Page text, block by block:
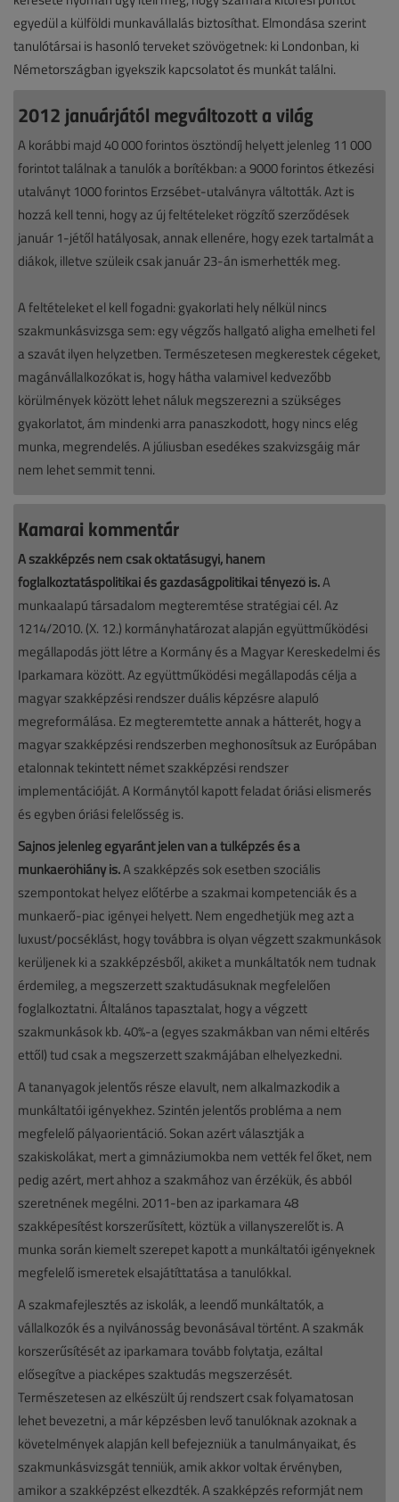
egyedül a külföldi munkavállalás biztosíthat. Elmondása szerint
tanulótársai is hasonló terveket szövögetnek: ki Londonban, ki
Németországban igyekszik kapcsolatot és munkát találni.
2012 januárjától megváltozott a világ
A korábbi majd 40 000 forintos ösztöndíj helyett jelenleg 11 000
forintot találnak a tanulók a borítékban: a 9000 forintos étkezési
utalványt 1000 forintos Erzsébet-utalványra váltották. Azt is
hozzá kell tenni, hogy az új feltételeket rögzítő szerződések
január 1-jétől hatályosak, annak ellenére, hogy ezek tartalmát a
diákok, illetve szüleik csak január 23-án ismerhették meg.
A feltételeket el kell fogadni: gyakorlati hely nélkül nincs
szakmunkásvizsga sem: egy végzős hallgató aligha emelheti fel
a szavát ilyen helyzetben. Természetesen megkerestek cégeket,
magánvállalkozókat is, hogy hátha valamivel kedvezőbb
körülmények között lehet náluk megszerezni a szükséges
gyakorlatot, ám mindenki arra panaszkodott, hogy nincs elég
munka, megrendelés. A júliusban esedékes szakvizsgáig már
nem lehet semmit tenni.
Kamarai kommentár
A szakképzés nem csak oktatásügyi, hanem
foglalkoztatáspolitikai és gazdaságpolitikai tényező is.A
munkaalapú társadalom megteremtése stratégiai cél. Az
1214/2010. (X. 12.) kormányhatározat alapján együttműködési
megállapodás jött létre a Kormány és a Magyar Kereskedelmi és
Iparkamara között. Az együttműködési megállapodás célja a
magyar szakképzési rendszer duális képzésre alapuló
megreformálása. Ez megteremtette annak a hátterét, hogy a
magyar szakképzési rendszerben meghonosítsuk az Európában
etalonnak tekintett német szakképzési rendszer
implementációját. A Kormánytól kapott feladat óriási elismerés
és egyben óriási felelősség is.
Sajnos jelenleg egyaránt jelen van a túlképzés és a
munkaerőhiány is.A szakképzés sok esetben szociális
szempontokat helyez előtérbe a szakmai kompetenciák és a
munkaerő-piac igényei helyett. Nem engedhetjük meg azt a
luxust/pocséklást, hogy továbbra is olyan végzett szakmunkások
kerüljenek ki a szakképzésből, akiket a munkáltatók nem tudnak
érdemileg, a megszerzett szaktudásuknak megfelelően
foglalkoztatni. Általános tapasztalat, hogy a végzett
szakmunkások kb. 40%-a (egyes szakmákban van némi eltérés
ettől) tud csak a megszerzett szakmájában elhelyezkedni.
A tananyagok jelentős része elavult, nem alkalmazkodik a
munkáltatói igényekhez. Szintén jelentős probléma a nem
megfelelő pályaorientáció. Sokan azért választják a
szakiskolákat, mert a gimnáziumokba nem vették fel őket, nem
pedig azért, mert ahhoz a szakmához van érzékük, és abból
szeretnének megélni. 2011-ben az iparkamara 48
szakképesítést korszerűsített, köztük a villanyszerelőt is. A
munka során kiemelt szerepet kapott a munkáltatói igényeknek
megfelelő ismeretek elsajátíttatása a tanulókkal.
A szakmafejlesztés az iskolák, a leendő munkáltatók, a
vállalkozók és a nyilvánosság bevonásával történt. A szakmák
korszerűsítését az iparkamara tovább folytatja, ezáltal
elősegítve a piacképes szaktudás megszerzését.
Természetesen az elkészült új rendszert csak folyamatosan
lehet bevezetni, a már képzésben levő tanulóknak azoknak a
követelmények alapján kell befejezniük a tanulmányaikat, és
szakmunkásvizsgát tenniük, amik akkor voltak érvényben,
amikor a szakképzést elkezdték. A szakképzés reformját nem